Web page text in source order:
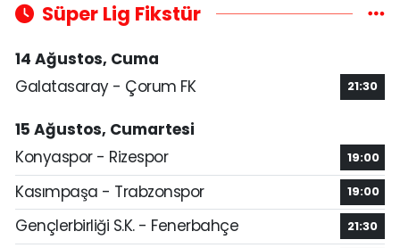
Süper Lig Fikstür
14 Ağustos, Cuma
Galatasaray - Çorum FK
21:30
15 Ağustos, Cumartesi
Konyaspor - Rizespor
19:00
Kasımpaşa - Trabzonspor 19:00
Gençlerbirliği S.K. - Fenerbahçe 21:30